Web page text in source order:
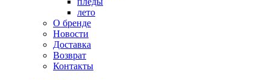
лето
О бренде
Новости
Доставка
Возврат
Контакты